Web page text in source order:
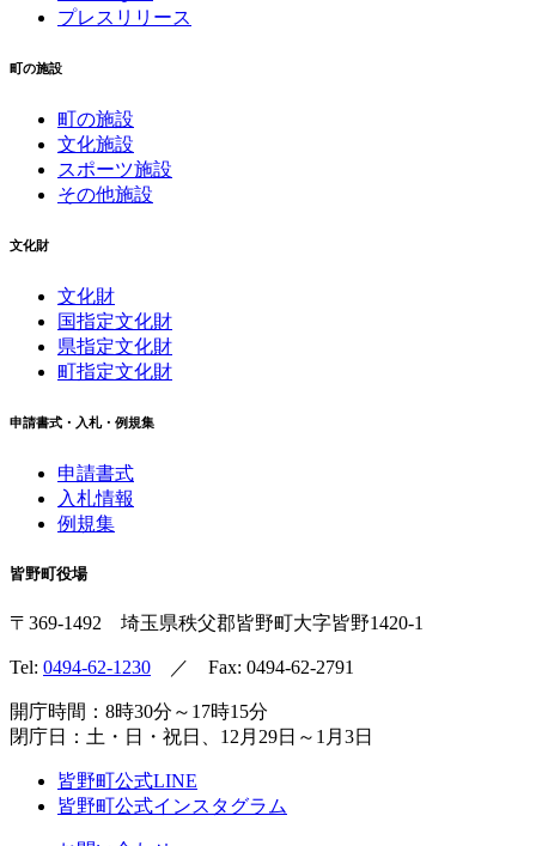
プレスリリース
町の施設
町の施設
文化施設
スポーツ施設
その他施設
文化財
文化財
国指定文化財
県指定文化財
町指定文化財
申請書式・入札・例規集
申請書式
入札情報
例規集
皆野町役場
〒369-1492 埼玉県秩父郡皆野町 大字皆野1420-1
Tel: 0494-62-1230 ／ Fax: 0494-62-2791
開庁時間：8時30分～17時15分
閉庁日：土・日・祝日、12月29日～1月3日
皆野町公式LINE
皆野町公式インスタグラム